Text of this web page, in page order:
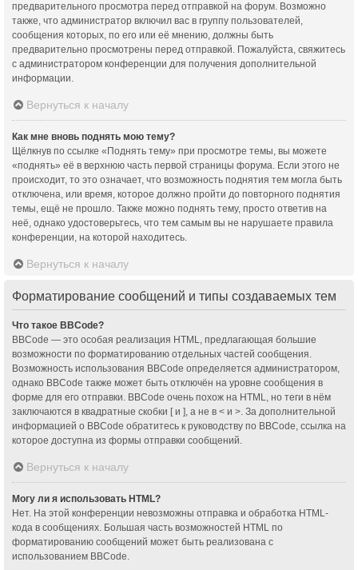
предварительного просмотра перед отправкой на форум. Возможно
также, что администратор включил вас в группу пользователей,
сообщения которых, по его или её мнению, должны быть
предварительно просмотрены перед отправкой. Пожалуйста, свяжитесь
с администратором конференции для получения дополнительной
информации.
Вернуться к началу
Как мне вновь поднять мою тему?
Щёлкнув по ссылке «Поднять тему» при просмотре темы, вы можете
«поднять» её в верхнюю часть первой страницы форума. Если этого не
происходит, то это означает, что возможность поднятия тем могла быть
отключена, или время, которое должно пройти до повторного поднятия
темы, ещё не прошло. Также можно поднять тему, просто ответив на
неё, однако удостоверьтесь, что тем самым вы не нарушаете правила
конференции, на которой находитесь.
Вернуться к началу
Форматирование сообщений и типы создаваемых тем
Что такое BBCode?
BBCode — это особая реализация HTML, предлагающая большие
возможности по форматированию отдельных частей сообщения.
Возможность использования BBCode определяется администратором,
однако BBCode также может быть отключён на уровне сообщения в
форме для его отправки. BBCode очень похож на HTML, но теги в нём
заключаются в квадратные скобки [ и ], а не в < и >. За дополнительной
информацией о BBCode обратитесь к руководству по BBCode, ссылка на
которое доступна из формы отправки сообщений.
Вернуться к началу
Могу ли я использовать HTML?
Нет. На этой конференции невозможны отправка и обработка HTML-
кода в сообщениях. Большая часть возможностей HTML по
форматированию сообщений может быть реализована с
использованием BBCode.